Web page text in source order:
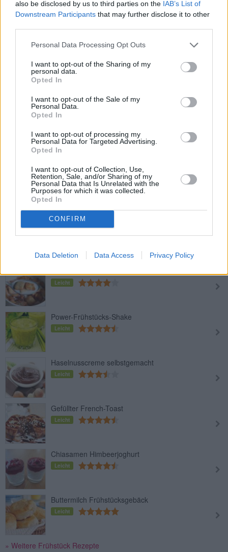
also be disclosed by us to third parties on the IAB’s List of
Downstream Participants that may further disclose it to other
Personal Data Processing Opt Outs
I want to opt-out of the Sharing of my
personal data.
Opted In
I want to opt-out of the Sale of my
Personal Data.
Opted In
I want to opt-out of processing my
Personal Data for Targeted Advertising.
Opted In
I want to opt-out of Collection, Use,
Retention, Sale, and/or Sharing of my
Personal Data that Is Unrelated with the
Purposes for which it was collected.
Opted In
CONFIRM
Data Deletion Data Access Privacy Policy
Leicht
Smiley Spiegelei mit rotem Paprika
Mittel
Chiapudding mit Kokos und Ananas
Leicht
Goldene-Milch
Leicht
Custard Toast mit Erdbeeren
Leicht
Leicht
Power-Frühstücks-Shake
Leicht
Haselnusscreme selbstgemacht
Leicht
Gefüllter French-Toast
Leicht
Chiasamen Himbeerjoghurt
Leicht
Buttermilch Frühstücksgebäck
Leicht
» Weitere Frühstück Rezepte